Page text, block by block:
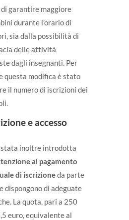
di garantire maggiore
durante l’orario di
sia dalla possibilità di
delle attività
dagli insegnanti. Per
questa modifica è stato
il numero di iscrizioni dei
e accesso
stata inoltre introdotta
al pagamento
di iscrizioneda parte
dispongono di adeguate
La quota, pari a 250
euro, equivalente al